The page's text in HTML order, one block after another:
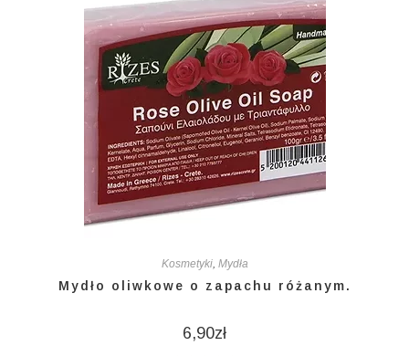
Kosmetyki, Mydła
Mydło oliwkowe o zapachu różanym.
6,90zł